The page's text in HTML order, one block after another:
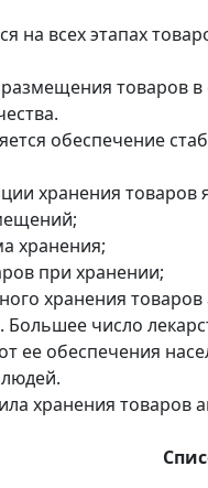
на всех этапах
товаров
обеспечение
хранения товаров
хранения;
при хранении;
хранения
Большее число
ее обеспечения
хранения товаров